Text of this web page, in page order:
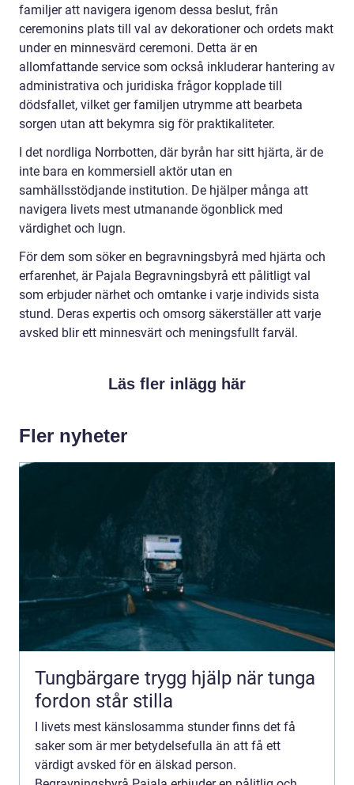
familjer att navigera igenom dessa beslut, från
ceremonins plats till val av dekorationer och ordets makt
under en minnesvärd ceremoni. Detta är en
allomfattande service som också inkluderar hantering av
administrativa och juridiska frågor kopplade till
dödsfallet, vilket ger familjen utrymme att bearbeta
sorgen utan att bekymra sig för praktikaliteter.
I det nordliga Norrbotten, där byrån har sitt hjärta, är de
inte bara en kommersiell aktör utan en
samhällsstödjande institution. De hjälper många att
navigera livets mest utmanande ögonblick med
värdighet och lugn.
För dem som söker en begravningsbyrå med hjärta och
erfarenhet, är Pajala Begravningsbyrå ett pålitligt val
som erbjuder närhet och omtanke i varje individs sista
stund. Deras expertis och omsorg säkerställer att varje
avsked blir ett minnesvärt och meningsfullt farväl.
Läs fler inlägg här
Fler nyheter
Tungbärgare trygg hjälp när tunga
fordon står stilla
I livets mest känslosamma stunder finns det få
saker som är mer betydelsefulla än att få ett
värdigt avsked för en älskad person.